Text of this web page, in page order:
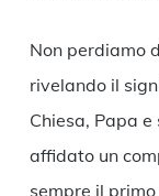
Non perdiamo
rivelando il
Chiesa, Papa
affidato un
sempre il